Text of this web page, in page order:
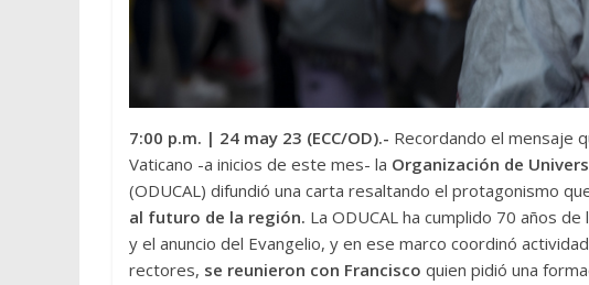
7:00 p.m. | 24 may 23 (ECC/OD).- Recordando el mensaje
Vaticano -a inicios de este mes- la Organización de
(ODUCAL) difundió una carta resaltando el protagonismo
al futuro de la región. La ODUCAL ha cumplido 70 años
y el anuncio del Evangelio, y en ese marco coordinó
rectores, se reunieron con Francisco quien pidió una